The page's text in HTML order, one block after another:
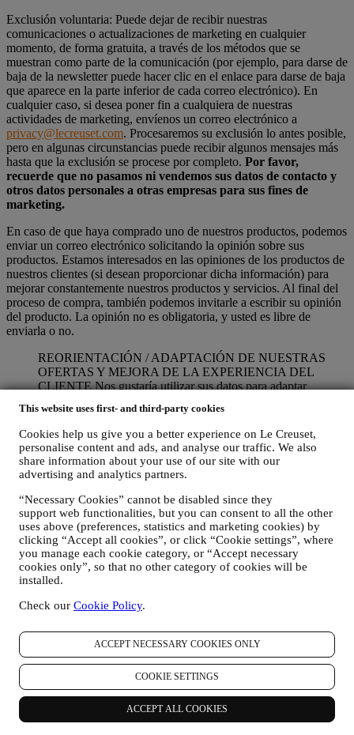
This website uses first- and third-party cookies
Cookies help us give you a better experience on Le Creuset,
personalise content and ads, and analyse our traffic. We also
share information about your use of our site with our
advertising and analytics partners.
“Necessary Cookies” cannot be disabled since they
support web functionalities, but you can consent to all the other
uses above (preferences, statistics and marketing cookies) by
clicking “Accept all cookies”, or click “Cookie settings”, where
you manage each cookie category, or “Accept necessary
cookies only”, so that no other category of cookies will be
installed.
Check our Cookie Policy.
ACCEPT NECESSARY COOKIES ONLY
COOKIE SETTINGS
ACCEPT ALL COOKIES
Exclusión voluntaria: Puede dejar de recibir nuestras
comunicaciones o actualizaciones de marketing en cualquier
momento, de forma gratuita, a través de los métodos que se
muestran como parte de la comunicación (por ejemplo, para darse de
baja de la newsletter puede hacer clic en el enlace para darse de baja
que aparece en la parte inferior de cada correo electrónico). En
cualquier caso, si desea poner fin a cualquiera de nuestras
actividades de marketing, envíenos un correo electrónico a
privacy@lecreuset.com. Procesaremos su exclusión lo antes posible,
pero en algunas circunstancias puede recibir algunos mensajes más
hasta que la exclusión se procese por completo. Por favor,
recuerde que no pasamos ni vendemos sus datos de contacto y
otros datos personales a otras empresas para sus fines de
marketing.
En caso de que haya comprado uno de nuestros productos, podemos
enviar un correo electrónico solicitando la opinión sobre sus
productos. Estamos interesados en las opiniones de los productos de
nuestros clientes (si desean proporcionar dicha información) para
mejorar constantemente nuestros productos y servicios. Al final del
proceso de compra, también podemos invitarle a escribir su opinión
del producto. La opinión no es obligatoria, y usted es libre de
enviarla o no.
REORIENTACIÓN / ADAPTACIÓN DE NUESTRAS
OFERTAS Y MEJORA DE LA EXPERIENCIA DEL
CLIENTE Nos gustaría utilizar sus datos para adaptar
para proporcionarle una experiencia de cliente personalizada
de Le Creuset. Lo haremos analizando sus hábitos o intereses,
por ejemplo, en relación con los productos más vistos, su
interacción con nosotros en las redes sociales, qué páginas de
nuestro sitio web visita, qué contenido de nuestras ofertas lee
tecnologías similares (incluidos los píxeles de seguimiento en
los correos electrónicos), también en combinación con sus
datos y preferencias recogidos una vez que se suscribe a
nuestras comunicaciones de marketing personalizadas.
Utilizaremos esta información para gestionar nuestra
publicidad en otros sitios, conceder acceso a contenidos
específicos, adaptar los contenidos o las ofertas que ve en el
Sitio web o, si ha dado su consentimiento para suscribirse a
nuestras comunicaciones de marketing, para enviarle
pueden gustar. No será utilizada para otros efectos. El uso de
cookies está sujeto a su consentimiento. Si no desea que esta
información se utilice para enviarle anuncios, contenidos o
comunicaciones basados en intereses, puede limitar el uso de
la información sobre sus acciones en línea mediante la gestión
de su configuración de cookies (sin embargo, recuerde que